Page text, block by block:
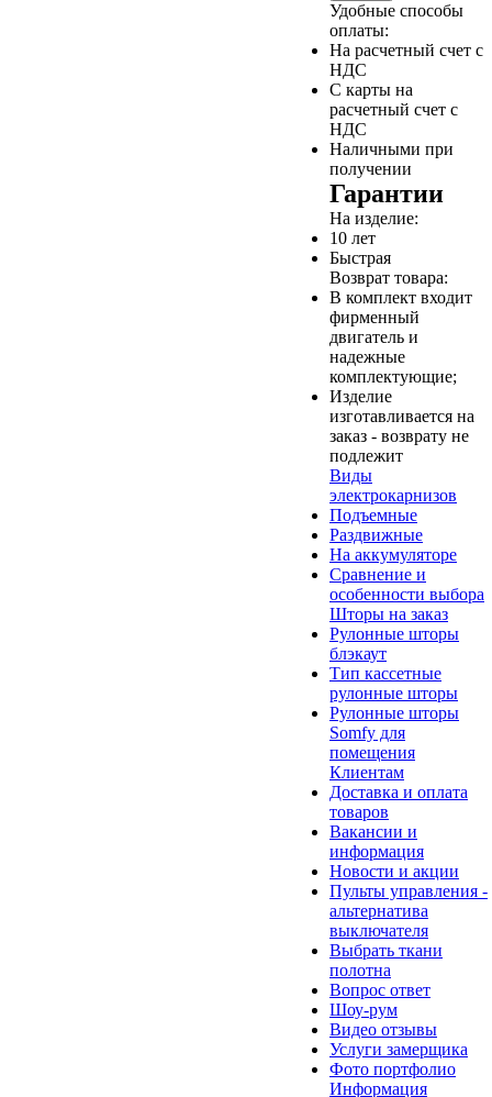
Удобные способы
оплаты:
На расчетный счет с
НДС
С карты на
расчетный счет с
НДС
Наличными при
получении
Гарантии
На изделие:
10 лет
Быстрая
Возврат товара:
В комплект входит
фирменный
двигатель и
надежные
комплектующие;
Изделие
изготавливается на
заказ - возврату не
подлежит
Виды
электрокарнизов
Подъемные
Раздвижные
На аккумуляторе
Сравнение и
особенности выбора
Шторы на заказ
Рулонные шторы
блэкаут
Тип кассетные
рулонные шторы
Рулонные шторы
Somfy для
помещения
Клиентам
Доставка и оплата
товаров
Вакансии и
информация
Новости и акции
Пульты управления -
альтернатива
выключателя
Выбрать ткани
полотна
Вопрос ответ
Шоу-рум
Видео отзывы
Услуги замерщика
Фото портфолио
Информация